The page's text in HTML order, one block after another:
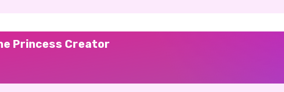
Princess Creator